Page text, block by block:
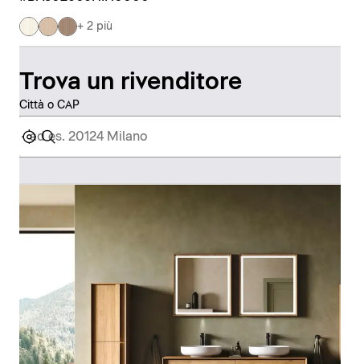
+ 2 più
Trova un rivenditore
Città o CAP